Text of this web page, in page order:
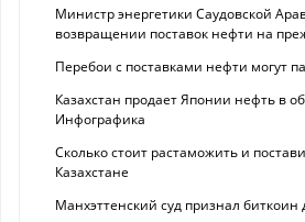
Министр энергетики Саудовской
возвращении поставок нефти на
Перебои с поставками нефти могут
Казахстан продает Японии нефть в
Инфографика
Сколько стоит растаможить и
Казахстане
Манхэттенский суд признал биткоин